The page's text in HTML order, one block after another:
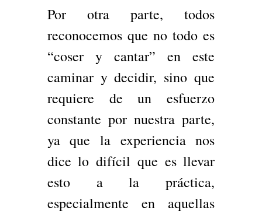
Por otra parte, todos
reconocemos que no todo es
“coser y cantar” en este
caminar y decidir, sino que
requiere de un esfuerzo
constante por nuestra parte,
ya que la experiencia nos
dice lo difícil que es llevar
esto a la práctica,
especialmente en aquellas